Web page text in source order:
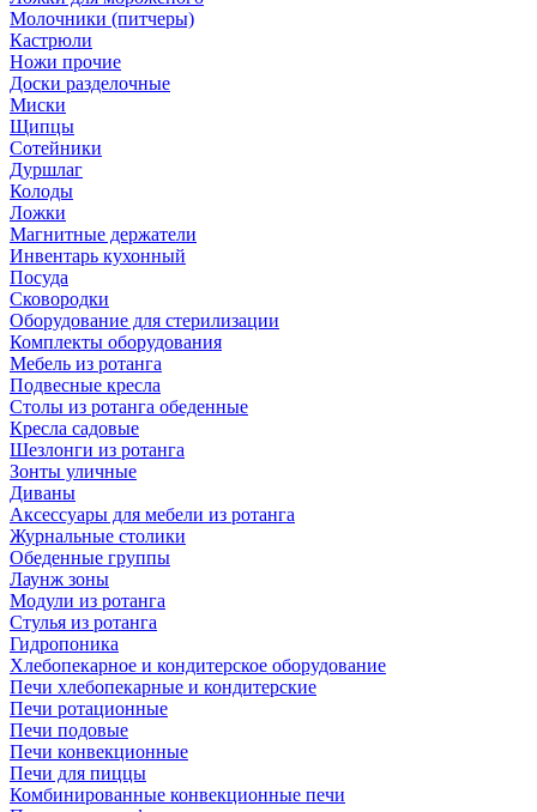
Молочники (питчеры)
Кастрюли
Ножи прочие
Доски разделочные
Миски
Щипцы
Сотейники
Дуршлаг
Колоды
Ложки
Магнитные держатели
Инвентарь кухонный
Посуда
Сковородки
Оборудование для стерилизации
Комплекты оборудования
Мебель из ротанга
Подвесные кресла
Столы из ротанга обеденные
Кресла садовые
Шезлонги из ротанга
Зонты уличные
Диваны
Аксессуары для мебели из ротанга
Журнальные столики
Обеденные группы
Лаунж зоны
Модули из ротанга
Стулья из ротанга
Гидропоника
Хлебопекарное и кондитерское оборудование
Печи хлебопекарные и кондитерские
Печи ротационные
Печи подовые
Печи конвекционные
Печи для пиццы
Комбинированные конвекционные печи